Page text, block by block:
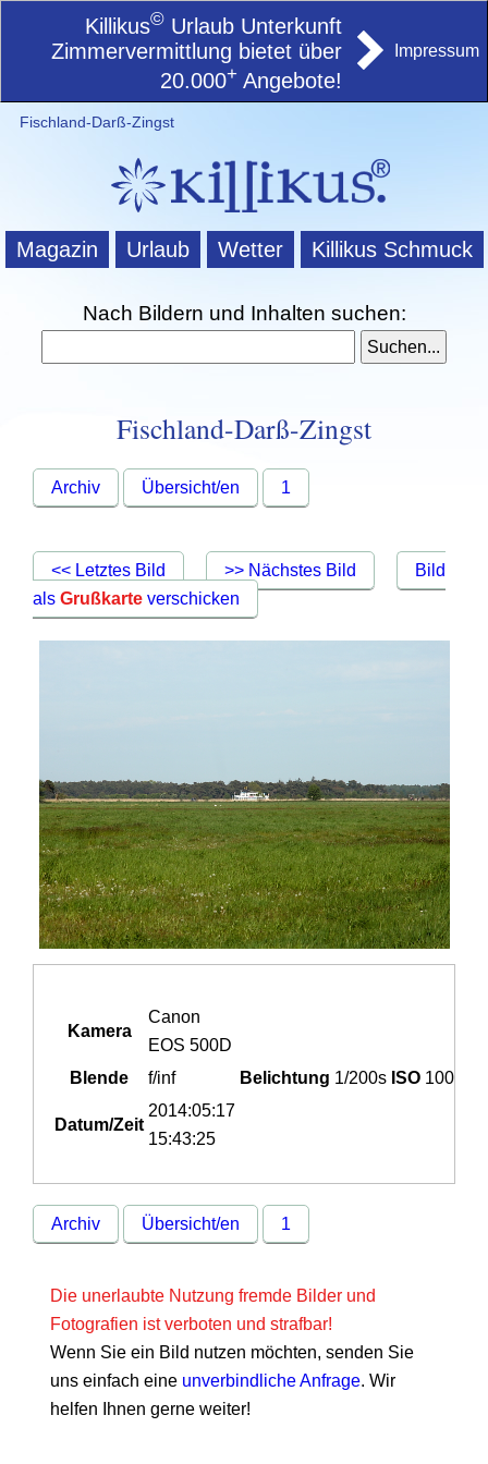
Killikus© Urlaub Unterkunft
Zimmervermittlung bietet über
20.000+ Angebote!
Impressum
Fischland-Darß-Zingst
Magazin Urlaub Wetter Killikus Schmuck
Nach Bildern und Inhalten suchen:
Fischland-Darß-Zingst
Archiv Übersicht/en 1
<< Letztes Bild >> Nächstes Bild
Bild
alsGrußkarte verschicken
Kamera
Canon
EOS 500D
Blende
f/inf Belichtung 1/200s ISO 100
Datum/Zeit
2014:05:17
15:43:25
Archiv Übersicht/en 1
Die unerlaubte Nutzung fremde Bilder und
Fotografien ist verboten und strafbar!
Wenn Sie ein Bild nutzen möchten, senden Sie
uns einfach eine unverbindliche Anfrage. Wir
helfen Ihnen gerne weiter!